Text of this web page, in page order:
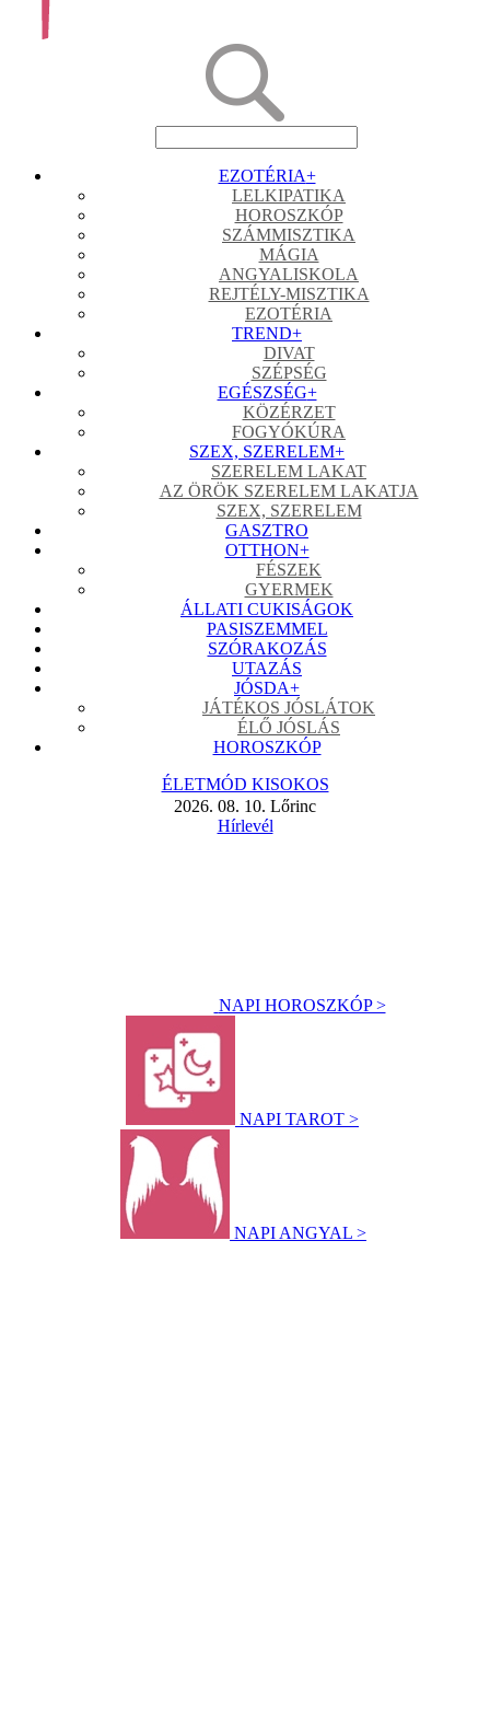
EZOTÉRIA+
LELKIPATIKA
HOROSZKÓP
SZÁMMISZTIKA
MÁGIA
ANGYALISKOLA
REJTÉLY-MISZTIKA
EZOTÉRIA
TREND+
DIVAT
SZÉPSÉG
EGÉSZSÉG+
KÖZÉRZET
FOGYÓKÚRA
SZEX, SZERELEM+
SZERELEM LAKAT
AZ ÖRÖK SZERELEM LAKATJA
SZEX, SZERELEM
GASZTRO
OTTHON+
FÉSZEK
GYERMEK
ÁLLATI CUKISÁGOK
PASISZEMMEL
SZÓRAKOZÁS
UTAZÁS
JÓSDA+
JÁTÉKOS JÓSLÁTOK
ÉLŐ JÓSLÁS
HOROSZKÓP
ÉLETMÓD KISOKOS
2026. 08. 10. Lőrinc
Hírlevél
NAPI HOROSZKÓP >
NAPI TAROT >
NAPI ANGYAL >